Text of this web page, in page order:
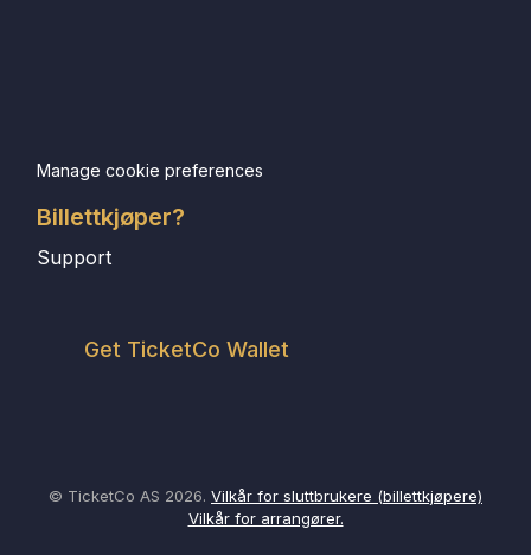
Manage cookie preferences
Billettkjøper?
Support
Get TicketCo Wallet
© TicketCo AS 2026. Vilkår for sluttbrukere (billettkjøpere)
Vilkår for arrangører.